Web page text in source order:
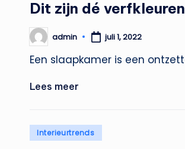
Dit zijn dé
Geplaatst
door
admin juli 1, 2022
Een slaapkamer is een
Lees meer
Geplaatst
Interieurtrends